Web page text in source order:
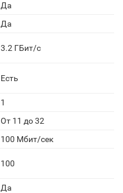
Да
Да
3.2 ГБит/с
Есть
1
От 11 до 32
100 Мбит/сек
100
Да